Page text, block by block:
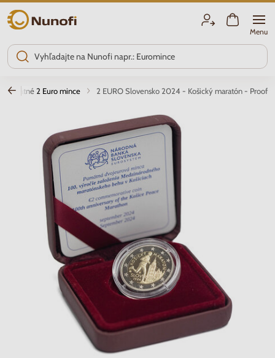
Nunofi.sk
Menu
Pamätné 2 Euro mince 2 EURO Slovensko 2024 - Košický maratón - Proof